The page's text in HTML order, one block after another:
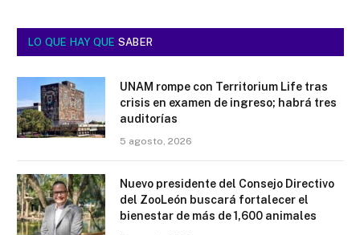
LO QUE HAY QUE SABER
UNAM rompe con Territorium Life tras
crisis en examen de ingreso; habrá tres
auditorías
5 agosto, 2026
Nuevo presidente del Consejo Directivo
del ZooLeón buscará fortalecer el
bienestar de más de 1,600 animales